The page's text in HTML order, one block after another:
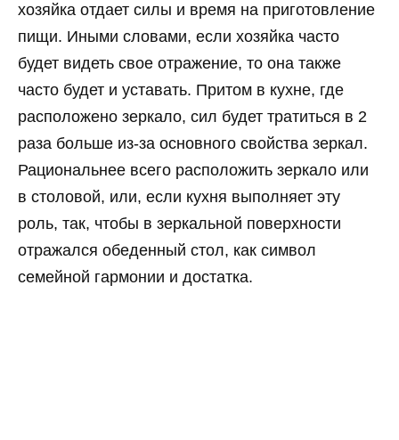
хозяйка отдает силы и время на приготовление
пищи. Иными словами, если хозяйка часто
будет видеть свое отражение, то она также
часто будет и уставать. Притом в кухне, где
расположено зеркало, сил будет тратиться в 2
раза больше из-за основного свойства зеркал.
Рациональнее всего расположить зеркало или
в столовой, или, если кухня выполняет эту
роль, так, чтобы в зеркальной поверхности
отражался обеденный стол, как символ
семейной гармонии и достатка.